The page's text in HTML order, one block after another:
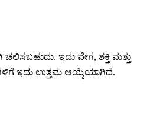
ಇದು ವೇಗ, ಶಕ್ತಿ ಮತ್ತು
ಇದು ಉತ್ತಮ ಆಯ್ಕೆಯಾಗಿದೆ.